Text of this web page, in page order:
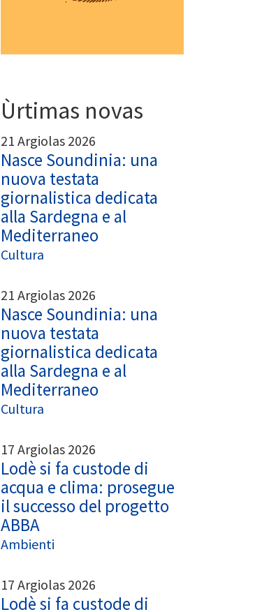
Ùrtimas novas
21 Argiolas 2026
Nasce Soundinia: una
nuova testata
giornalistica dedicata
alla Sardegna e al
Mediterraneo
Cultura
21 Argiolas 2026
Nasce Soundinia: una
nuova testata
giornalistica dedicata
alla Sardegna e al
Mediterraneo
Cultura
17 Argiolas 2026
Lodè si fa custode di
acqua e clima: prosegue
il successo del progetto
ABBA
Ambienti
17 Argiolas 2026
Lodè si fa custode di